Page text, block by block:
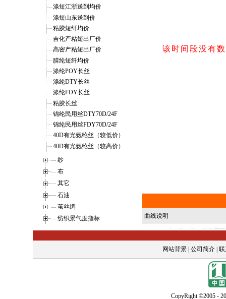
涤短江浙送到均价
涤短山东送到价
粘胶短纤均价
吉化产粘短出厂价
高密产粘短出厂价
腈纶短纤均价
涤纶POY长丝
涤纶DTY长丝
涤纶FDY长丝
粘胶长丝
锦纶民用丝DTY70D/24F
锦纶民用丝FDY70D/24F
40D有光氨纶丝（较低价）
40D有光氨纶丝（较高价）
纱
布
其它
石油
茧丝绸
纺织景气度指标
网站背景| 公司简介| 联
CopyRight ©2005 -